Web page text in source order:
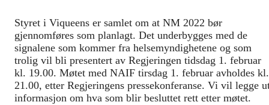
Styret i Viqueens er samlet om at NM 2022 bør
gjennomføres som planlagt. Det underbygges med de
signalene som kommer fra helsemyndighetene og som
trolig vil bli presentert av Regjeringen tidsdag 1. februar
kl. 19.00. Møtet med NAIF tirsdag 1. februar avholdes kl.
21.00, etter Regjeringens pressekonferanse. Vi vil legge
informasjon om hva som blir besluttet rett etter møtet.